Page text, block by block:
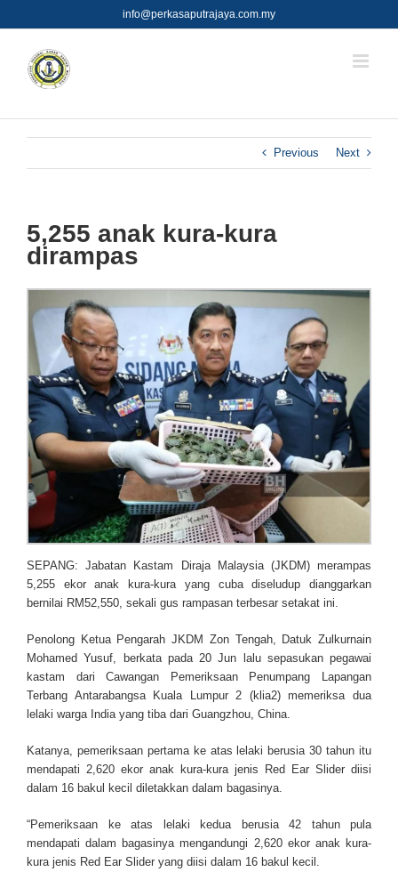
to
info@perkasaputrajaya.com.my
Previous Next
5,255 anak kura-kura
dirampas
SEPANG: Jabatan Kastam Diraja Malaysia (JKDM) merampas
5,255 ekor anak kura-kura yang cuba diseludup dianggarkan
bernilai RM52,550, sekali gus rampasan terbesar setakat ini.
Penolong Ketua Pengarah JKDM Zon Tengah, Datuk Zulkurnain
Mohamed Yusuf, berkata pada 20 Jun lalu sepasukan pegawai
kastam dari Cawangan Pemeriksaan Penumpang Lapangan
Terbang Antarabangsa Kuala Lumpur 2 (klia2) memeriksa dua
lelaki warga India yang tiba dari Guangzhou, China.
Katanya, pemeriksaan pertama ke atas lelaki berusia 30 tahun itu
mendapati 2,620 ekor anak kura-kura jenis Red Ear Slider diisi
dalam 16 bakul kecil diletakkan dalam bagasinya.
“Pemeriksaan ke atas lelaki kedua berusia 42 tahun pula
mendapati dalam bagasinya mengandungi 2,620 ekor anak kura-
kura jenis Red Ear Slider yang diisi dalam 16 bakul kecil.